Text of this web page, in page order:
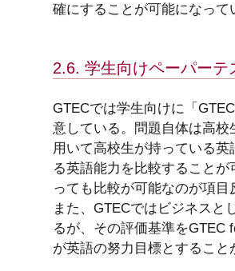
確にすることが可能になって
2.6. 学生向けペーパー
GTECでは学生向けに「
意している。問題自体は高
用いて高校生が持っている
る英語能力を比較すること
っても比較が可能なのが項
また、GTECではビジネスと
るが、その評価基準をGTEC
が英語の努力目標とすること